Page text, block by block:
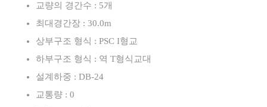
교량의 경간수 : 5개
최대경간장 : 30.0m
상부구조 형식 : PSC I형교
하부구조 형식 : 역 T형식교대
설계하중 : DB-24
교통량 : 0